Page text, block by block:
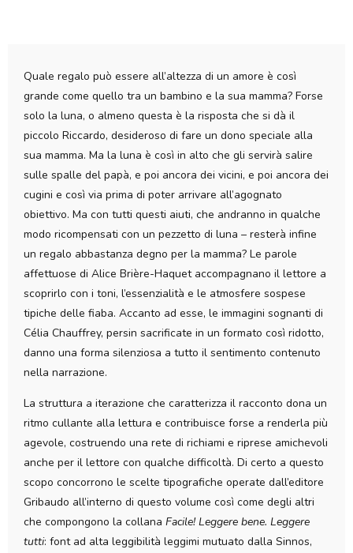
Quale regalo può essere all’altezza di un amore è così
grande come quello tra un bambino e la sua mamma? Forse
solo la luna, o almeno questa è la risposta che si dà il
piccolo Riccardo, desideroso di fare un dono speciale alla
sua mamma. Ma la luna è così in alto che gli servirà salire
sulle spalle del papà, e poi ancora dei vicini, e poi ancora dei
cugini e così via prima di poter arrivare all’agognato
obiettivo. Ma con tutti questi aiuti, che andranno in qualche
modo ricompensati con un pezzetto di luna – resterà infine
un regalo abbastanza degno per la mamma? Le parole
affettuose di Alice Brière-Haquet accompagnano il lettore a
scoprirlo con i toni, l’essenzialità e le atmosfere sospese
tipiche delle fiaba. Accanto ad esse, le immagini sognanti di
Célia Chauffrey, persin sacrificate in un formato così ridotto,
danno una forma silenziosa a tutto il sentimento contenuto
nella narrazione.
La struttura a iterazione che caratterizza il racconto dona un
ritmo cullante alla lettura e contribuisce forse a renderla più
agevole, costruendo una rete di richiami e riprese amichevoli
anche per il lettore con qualche difficoltà. Di certo a questo
scopo concorrono le scelte tipografiche operate dall’editore
Gribaudo all’interno di questo volume così come degli altri
che compongono la collana Facile! Leggere bene. Leggere
tutti: font ad alta leggibilità leggimi mutuato dalla Sinnos,